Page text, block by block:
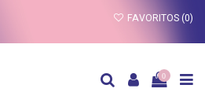
FAVORITOS (0)
0